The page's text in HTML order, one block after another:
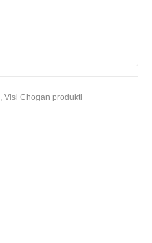
,Visi Chogan produkti